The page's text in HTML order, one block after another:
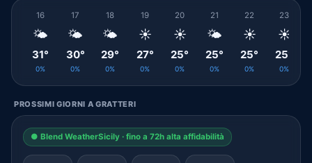
16
🌤️
31°
0%
17
🌤️
30°
0%
18
🌤️
29°
0%
19
☀️
27°
0%
20
☀️
25°
0%
21
🌤️
25°
0%
22
☀️
25°
0%
23
☀️
25°
0%
PROSSIMI GIORNI A GRATTERI
● Blend WeatherSicily · fino a 72h alta affidabilità